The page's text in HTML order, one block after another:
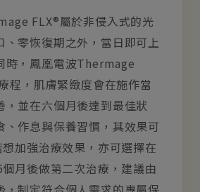
FLX®屬於非侵入式的光
、零恢復期之外，當日即可上
時，鳳凰電波Thermage
程，肌膚緊緻度會在施作當
，並在六個月後達到最佳狀
、作息與保養習慣，其效果可
加強治療效果，亦可選擇在
月後做第二次治療，建議由